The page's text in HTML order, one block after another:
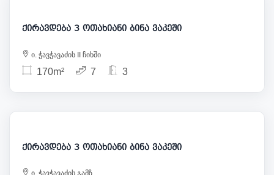
ქირავდება 3 ოთახიანი ბინა ვაკეში
ი. ჭავჭავაძის II ჩიხში
170m² 7 3
2 700
ქირავდება 3 ოთახიანი ბინა ვაკეში
ი. ჭავჭავაძის გამზ.